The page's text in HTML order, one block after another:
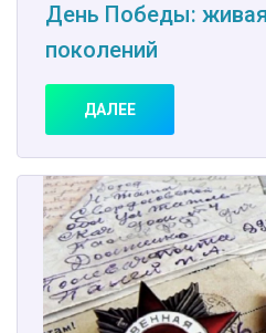
День Победы:
поколений
ДАЛЕЕ